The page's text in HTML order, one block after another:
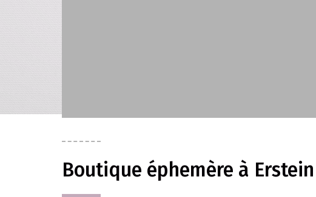
Boutique éphemère à Erstein